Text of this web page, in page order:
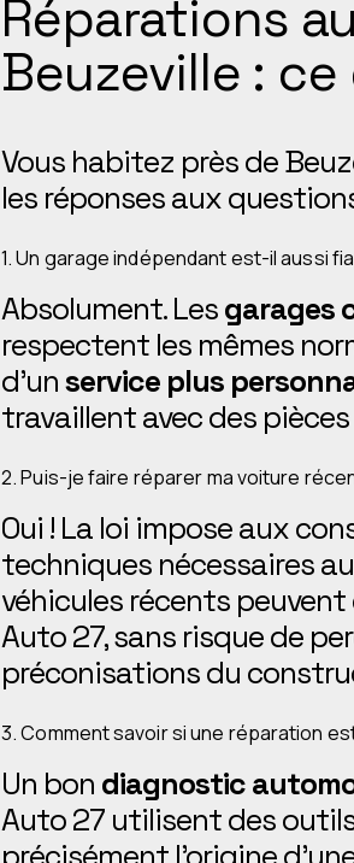
Réparations
Beuzeville :
Vous habitez près de
les réponses aux
1. Un garage indépendant est-il aussi
Absolument. Lesgarages
respectent les mêmes
d’unservice plus
travaillent avec des
2. Puis-je faire réparer ma voiture
Oui ! La loi impose aux
techniques nécessaires
véhicules récents
Auto 27, sans risque de
préconisations du
3. Comment savoir si une réparation
Un bon diagnostic
Auto 27 utilisent des